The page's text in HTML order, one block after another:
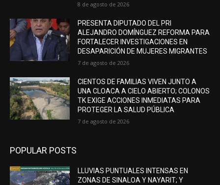
8 de agosto de 2026
PRESENTA DIPUTADO DEL PRI
ALEJANDRO DOMÍNGUEZ REFORMA PARA
FORTALECER INVESTIGACIONES EN
DESAPARICIÓN DE MUJERES MIGRANTES
7 de agosto de 2026
CIENTOS DE FAMILIAS VIVEN JUNTO A
UNA CLOACA A CIELO ABIERTO; COLONOS
TK EXIGE ACCIONES INMEDIATAS PARA
PROTEGER LA SALUD PÚBLICA
7 de agosto de 2026
POPULAR POSTS
LLUVIAS PUNTUALES INTENSAS EN
ZONAS DE SINALOA Y NAYARIT; Y